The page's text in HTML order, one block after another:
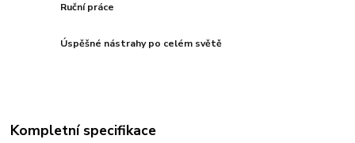
Ruční práce
Úspěšné nástrahy po celém světě
Kompletní specifikace